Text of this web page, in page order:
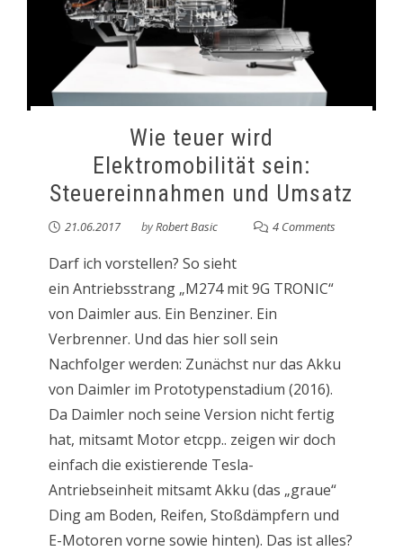
Wie teuer wird
Elektromobilität sein:
Steuereinnahmen und Umsatz
21.06.2017 byRobert Basic 4 Comments
Darf ich vorstellen? So sieht
ein Antriebsstrang „M274 mit 9G TRONIC“
von Daimler aus. Ein Benziner. Ein
Verbrenner. Und das hier soll sein
Nachfolger werden: Zunächst nur das Akku
von Daimler im Prototypenstadium (2016).
Da Daimler noch seine Version nicht fertig
hat, mitsamt Motor etcpp.. zeigen wir doch
einfach die existierende Tesla-
Antriebseinheit mitsamt Akku (das „graue“
Ding am Boden, Reifen, Stoßdämpfern und
E-Motoren vorne sowie hinten). Das ist alles?